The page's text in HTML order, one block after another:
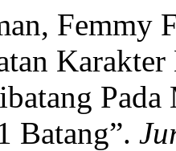
Femmy
Pada
Batang”.